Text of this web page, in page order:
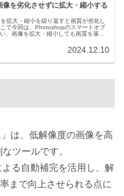
を劣化させずに拡大・縮小する
拡大・縮小を繰り返すと画質が劣化し
で今回は、Photoshopのスマートオブ
、画像を拡大・縮小しても画質を落と
2024.12.10
は、低解像度の画像を高
ツールです。
る自動補完を活用し、解
まで向上させられる点に